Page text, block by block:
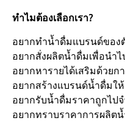
ทำไมต้องเลือกเรา?
อยากทำน้ำดื่มแบรนด์ของ
อยากสั่งผลิตน้ำดื่มเพื่อนำ
อยากหารายได้เสริมด้วยก
อยากสร้างแบรนด์น้ำดื่มใ
อยากรับน้ำดื่มราคาถูกไป
อยากทราบราคาการผลิต